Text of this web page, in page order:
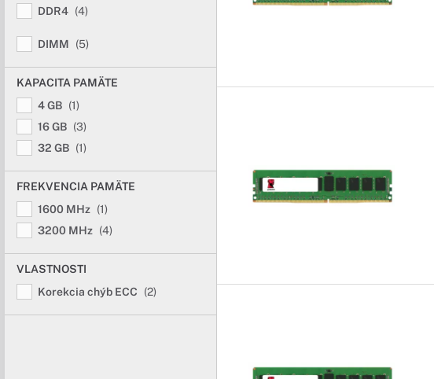
DDR4 (4)
DIMM (5)
KAPACITA PAMÄTE
4 GB (1)
16 GB (3)
32 GB (1)
FREKVENCIA PAMÄTE
1600 MHz (1)
3200 MHz (4)
VLASTNOSTI
Korekcia chýb ECC
(2)